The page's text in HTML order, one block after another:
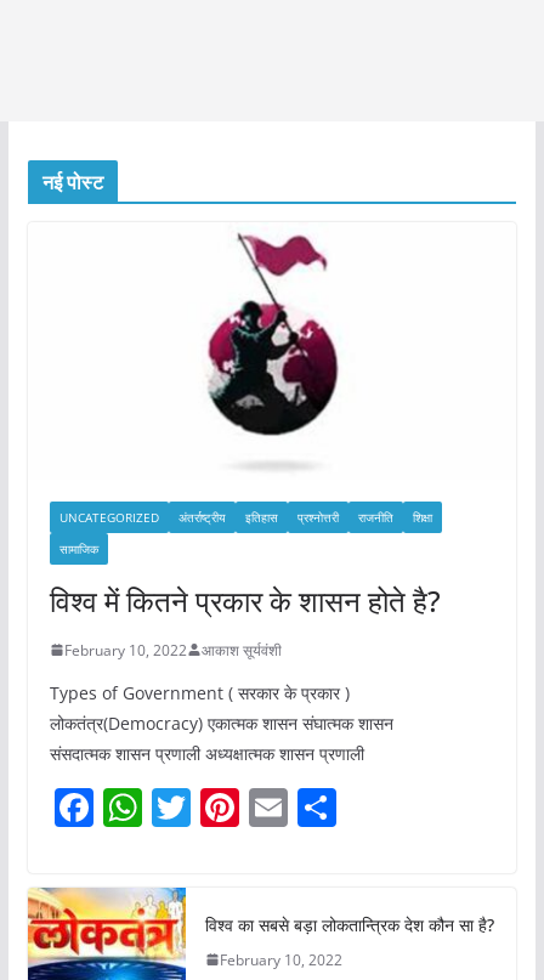
नई पोस्ट
UNCATEGORIZED अंतर्राष्ट्रीय इतिहास प्रश्नोत्तरी राजनीति
शिक्षा
सामाजिक
विश्व में कितने प्रकार के शासन होते है?
February 10, 2022 आकाश सूर्यवंशी
Types of Government ( सरकार के प्रकार )
लोकतंत्र(Democracy) एकात्मक शासन संघात्मक शासन
संसदात्मक शासन प्रणाली अध्यक्षात्मक शासन प्रणाली
F
a
c
e
b
W
h
at
s
A
T
w
er
Pi
nt
e
st
E
m
l
S
e
विश्व का सबसे बड़ा लोकतान्त्रिक देश कौन सा है?
February 10, 2022